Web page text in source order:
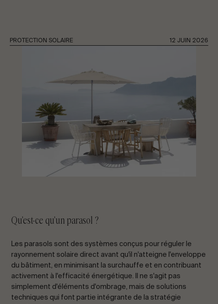
Conseil & Consulting
12 JUIN 2026
PROTECTION SOLAIRE
Qu'est-ce qu'un parasol ?
Les parasols sont des systèmes conçus pour réguler le
rayonnement solaire direct avant qu'il n'atteigne l'enveloppe
du bâtiment, en minimisant la surchauffe et en contribuant
activement à l'efficacité énergétique. Il ne s'agit pas
simplement d'éléments d'ombrage, mais de solutions
techniques qui font partie intégrante de la stratégie